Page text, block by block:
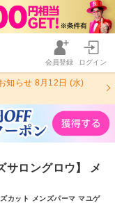
会員登録 ログイン
知らせ 8月12日 (水)
サロングロウ】 メ
カット メンズパーマ マユゲ